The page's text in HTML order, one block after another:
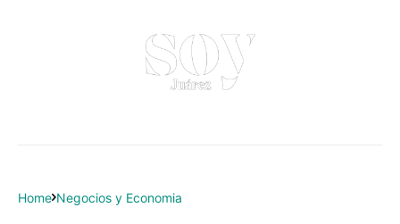
Home Negocios y Economia